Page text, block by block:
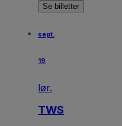
Se billetter
sept.
19
lør.
TWS